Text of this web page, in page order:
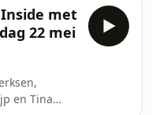
voor
for privacy
met
22 mei
en Tina